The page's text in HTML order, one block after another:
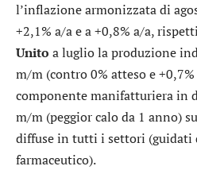
l’inflazione armonizzata di
+2,1% a/a e a +0,8% a/a,
Unito a luglio la produzione
m/m (contro 0% atteso e
componente manifatturiera in
m/m (peggior calo da 1 anno)
diffuse in tutti i settori (guidati
farmaceutico).